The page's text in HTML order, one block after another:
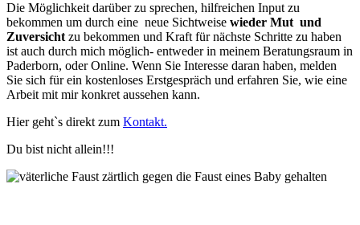
Die Möglichkeit darüber zu sprechen, hilfreichen Input zu
bekommen um durch eine neue Sichtweise wieder Mut und
Zuversicht zu bekommen und Kraft für nächste Schritte zu haben
ist auch durch mich möglich- entweder in meinem Beratungsraum in
Paderborn, oder Online. Wenn Sie Interesse daran haben, melden
Sie sich für ein kostenloses Erstgespräch und erfahren Sie, wie eine
Arbeit mit mir konkret aussehen kann.
Hier geht`s direkt zum Kontakt.
Du bist nicht allein!!!